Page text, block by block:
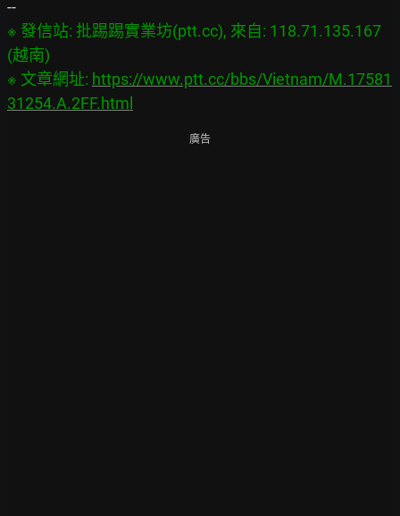
※ 發信站: 批踢踢實業坊(ptt.cc), 來自: 118.71.135.167
(越南)
※ 文章網址: https://www.ptt.cc/bbs/Vietnam/M.17581
31254.A.2FF.html
廣告